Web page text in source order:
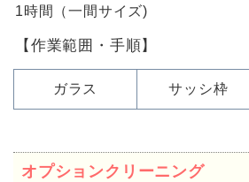
1時間（一間サイズ)
【作業範囲・手順】
ガラス サッシ枠
オプションクリーニング